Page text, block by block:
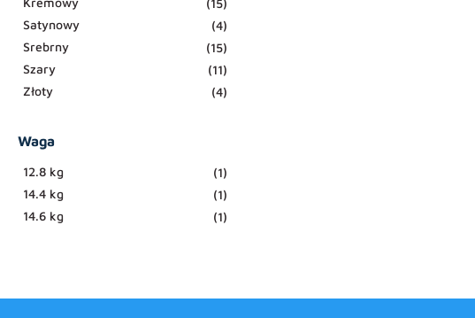
Satynowy
(4)
Srebrny
(15)
Szary
(11)
Złoty
(4)
Waga
12.8 kg
(1)
14.4 kg
(1)
14.6 kg
(1)